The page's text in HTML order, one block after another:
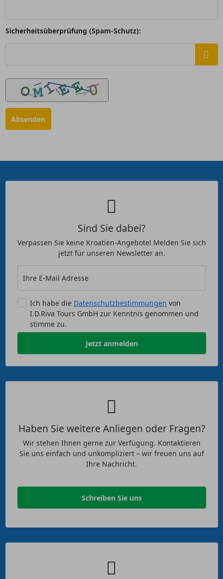
Sicherheitsüberprüfung (Spam-Schutz):
Sind Sie dabei?
Verpassen Sie keine Kroatien-Angebote! Melden Sie sich
jetzt für unseren Newsletter an.
Ihre E-Mail Adresse
Ich habe die Datenschutzbestimmungen von
I.D.Riva Tours GmbH zur Kenntnis genommen und
stimme zu.
Jetzt anmelden
Haben Sie weitere Anliegen oder Fragen?
Wir stehen Ihnen gerne zur Verfügung. Kontaktieren
Sie uns einfach und unkompliziert – wir freuen uns auf
Ihre Nachricht.
Schreiben Sie uns